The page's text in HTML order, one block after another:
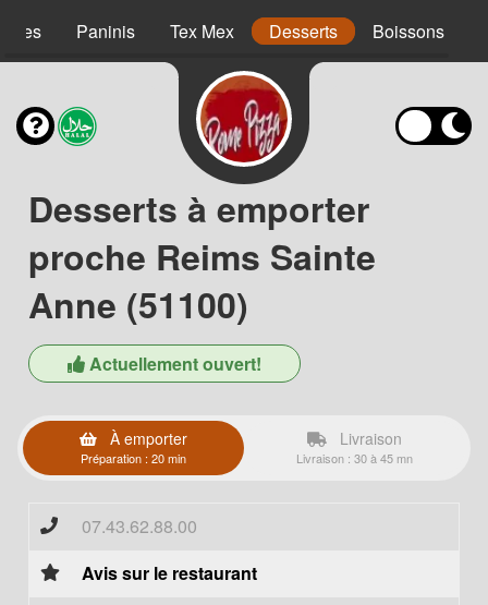
Paninis Tex Mex Desserts Boissons
Desserts à emporter
proche Reims Sainte
Anne (51100)
Actuellement ouvert!
À emporter
Préparation : 20 min
Livraison
Livraison : 30 à 45 mn
07.43.62.88.00
Avis sur le restaurant